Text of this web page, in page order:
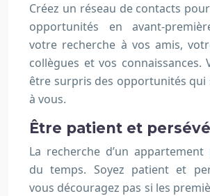
Créez un réseau de contacts
opportunités en avant-
votre recherche à vos amis,
collègues et vos connaissances.
être surpris des opportunités qui
à vous.
Être patient et
La recherche d’un
du temps. Soyez patient et
vous découragez pas si les